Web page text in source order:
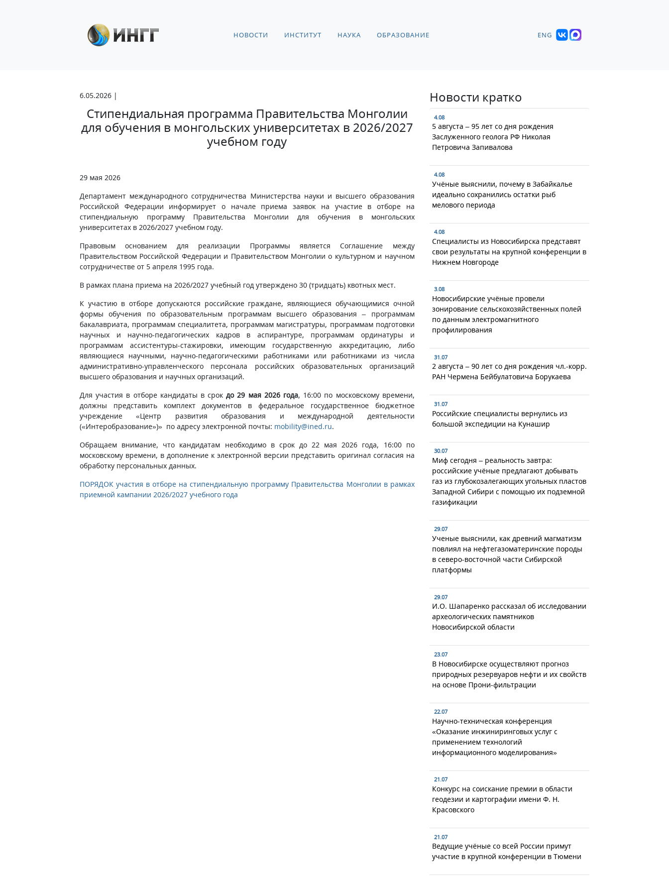
НОВОСТИ ИНСТИТУТ НАУКА ОБРАЗОВАНИЕ ENG
6.05.2026 |
Стипендиальная программа Правительства Монголии
для обучения в монгольских университетах в 2026/2027
учебном году
29 мая 2026
Департамент международного сотрудничества Министерства науки и высшего образования
Российской Федерации информирует о начале приема заявок на участие в отборе на
стипендиальную программу Правительства Монголии для обучения в монгольских
университетах в 2026/2027 учебном году.
Правовым основанием для реализации Программы является Соглашение между
Правительством Российской Федерации и Правительством Монголии о культурном и научном
сотрудничестве от 5 апреля 1995 года.
В рамках плана приема на 2026/2027 учебный год утверждено 30 (тридцать) квотных мест.
К участию в отборе допускаются российские граждане, являющиеся обучающимися очной
формы обучения по образовательным программам высшего образования – программам
бакалавриата, программам специалитета, программам магистратуры, программам подготовки
научных и научно-педагогических кадров в аспирантуре, программам ординатуры и
программам ассистентуры-стажировки, имеющим государственную аккредитацию, либо
являющиеся научными, научно-педагогическими работниками или работниками из числа
административно-управленческого персонала российских образовательных организаций
высшего образования и научных организаций.
Для участия в отборе кандидаты в срокдо 29 мая 2026 года, 16:00 по московскому времени,
должны представить комплект документов в федеральное государственное бюджетное
учреждение «Центр развития образования и международной деятельности
(«Интеробразование»)» по адресу электронной почты: mobility@ined.ru.
Обращаем внимание, что кандидатам необходимо в срок до 22 мая 2026 года, 16:00 по
московскому времени, в дополнение к электронной версии представить оригинал согласия на
обработку персональных данных.
ПОРЯДОК участия в отборе на стипендиальную программу Правительства Монголии в рамках
приемной кампании 2026/2027 учебного года
Новости кратко
4.08
5 августа – 95 лет со дня рождения
Заслуженного геолога РФ Николая
Петровича Запивалова
4.08
Учёные выяснили, почему в Забайкалье
идеально сохранились остатки рыб
мелового периода
4.08
Специалисты из Новосибирска представят
свои результаты на крупной конференции в
Нижнем Новгороде
3.08
Новосибирские учёные провели
зонирование сельскохозяйственных полей
по данным электромагнитного
профилирования
31.07
2 августа – 90 лет со дня рождения чл.-корр.
РАН Чермена Бейбулатовича Борукаева
31.07
Российские специалисты вернулись из
большой экспедиции на Кунашир
30.07
Миф сегодня – реальность завтра:
российские учёные предлагают добывать
газ из глубокозалегающих угольных пластов
Западной Сибири с помощью их подземной
газификации
29.07
Ученые выяснили, как древний магматизм
повлиял на нефтегазоматеринские породы
в северо-восточной части Сибирской
платформы
29.07
И.О. Шапаренко рассказал об исследовании
археологических памятников
Новосибирской области
23.07
В Новосибирске осуществляют прогноз
природных резервуаров нефти и их свойств
на основе Прони-фильтрации
22.07
Научно-техническая конференция
«Оказание инжиниринговых услуг с
применением технологий
информационного моделирования»
21.07
Конкурс на соискание премии в области
геодезии и картографии имени Ф. Н.
Красовского
21.07
Ведущие учёные со всей России примут
участие в крупной конференции в Тюмени